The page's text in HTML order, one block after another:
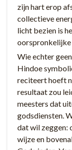
zijn hart erop
collectieve
licht bezien is
oorspronkelijke
Wie echter
Hindoe
reciteert hoeft
resultaat zou
meesters dat
godsdiensten.
dat wil zeggen:
wijze en